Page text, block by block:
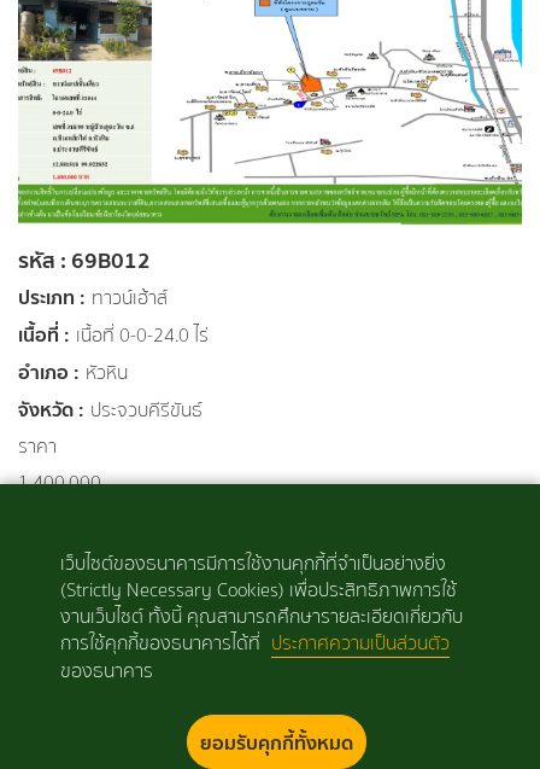
รหัส : 69B012
ประเภท : ทาวน์เฮ้าส์
เนื้อที่ : เนื้อที่ 0-0-24.0 ไร่
อำเภอ : หัวหิน
จังหวัด : ประจวบคีรีขันธ์
ราคา
1,400,000
1 2 3 4 5 6 7
8
26
เว็บไซต์ของธนาคารมีการใช้งานคุกกี้ที่จำเป็นอย่างยิ่ง
(Strictly Necessary Cookies) เพื่อประสิทธิภาพการใช้
งานเว็บไซต์ ทั้งนี้ คุณสามารถศึกษารายละเอียดเกี่ยวกับ
การใช้คุกกี้ของธนาคารได้ที่ ประกาศความเป็นส่วนตัว
ของธนาคาร
ยอมรับคุกกี้ทั้งหมด